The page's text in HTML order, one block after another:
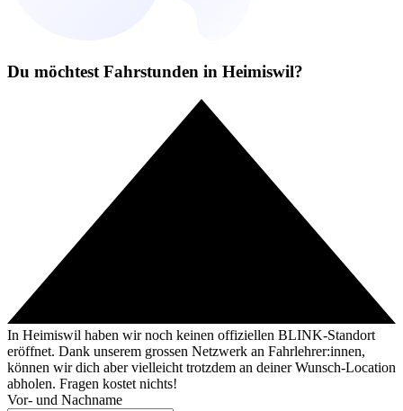
Du möchtest Fahrstunden in Heimiswil?
In Heimiswil haben wir noch keinen offiziellen BLINK-Standort
eröffnet. Dank unserem grossen Netzwerk an Fahrlehrer:innen,
können wir dich aber vielleicht trotzdem an deiner Wunsch-Location
abholen. Fragen kostet nichts!
Vor- und Nachname